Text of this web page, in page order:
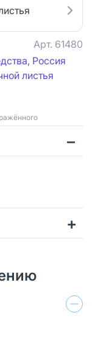
Арт. 61480
Россия
листья